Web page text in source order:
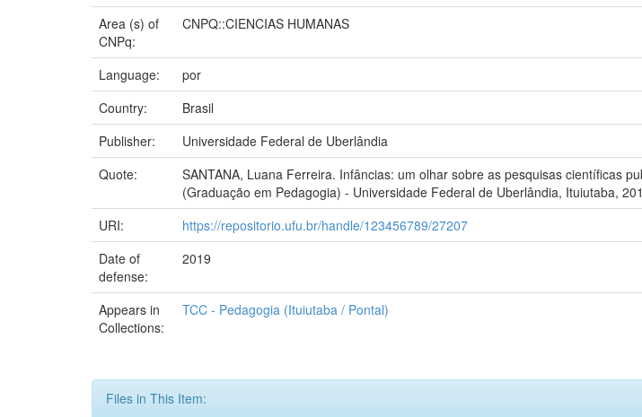
Area (s) of
CNPq:
CNPQ::CIENCIAS HUMANAS
Language:
por
Country:
Brasil
Publisher:
Universidade Federal de Uberlândia
Quote:
SANTANA, Luana Ferreira. Infâncias: um olhar sobre as pesquisas científicas
(Graduação em Pedagogia) - Universidade Federal de Uberlândia, Ituiutaba,
URI:
https://repositorio.ufu.br/handle/123456789/27207
Date of
defense:
2019
Appears in
Collections:
TCC - Pedagogia (Ituiutaba / Pontal)
Files in This Item: